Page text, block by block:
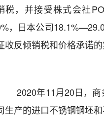
税， 并接受株式会社
，日本公司18.1%—
收反倾销税和价格承诺的
2020年11月20日，
生产的进口不锈钢钢坯